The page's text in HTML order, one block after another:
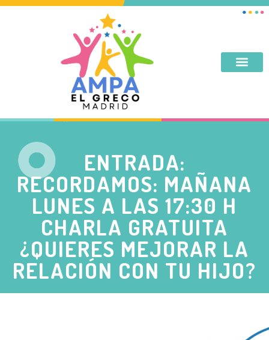
ENTRADA:
RECORDAMOS: MAÑANA
LUNES A LAS 17:30 H
CHARLA GRATUITA
¿QUIERES MEJORAR LA
RELACIÓN CON TU HIJO?